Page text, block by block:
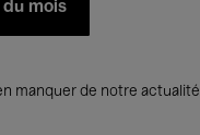
du mois
manquer de notre actualité